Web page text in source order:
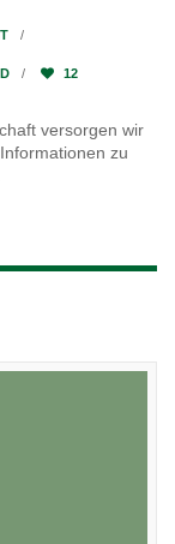
12
versorgen wir
zu